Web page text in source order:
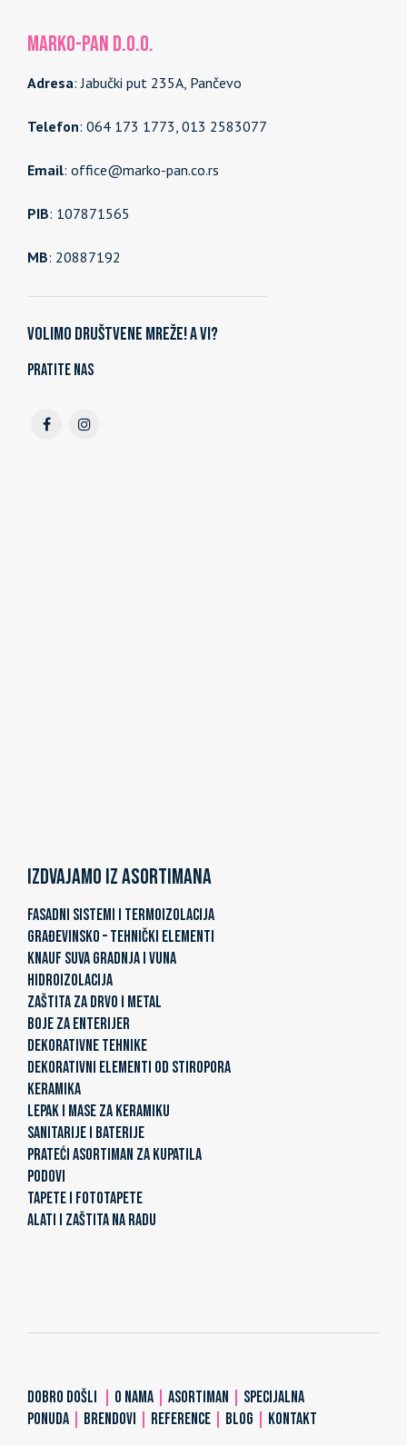
MARKO-PAN d.o.o.
Adresa: Jabučki put 235A, Pančevo
Telefon: 064 173 1773, 013 2583077
Email: office@marko-pan.co.rs
PIB: 107871565
MB: 20887192
Volimo društvene mreže! A vi?
Pratite nas
Izdvajamo iz asortimana
FASADNI SISTEMI I TERMOIZOLACIJA
GRAĐEVINSKO – TEHNIČKI ELEMENTI
KNAUF SUVA GRADNJA I VUNA
HIDROIZOLACIJA
ZAŠTITA ZA DRVO I METAL
BOJE ZA ENTERIJER
DEKORATIVNE TEHNIKE
DEKORATIVNI ELEMENTI OD STIROPORA
KERAMIKA
LEPAK I MASE ZA KERAMIKU
SANITARIJE I BATERIJE
PRATEĆI ASORTIMAN ZA KUPATILA
PODOVI
TAPETE I FOTOTAPETE
ALATI I ZAŠTITA NA RADU
DOBRO DOŠLI O NAMA ASORTIMAN
SPECIJALNA
PONUDA
BRENDOVI REFERENCE BLOG KONTAKT